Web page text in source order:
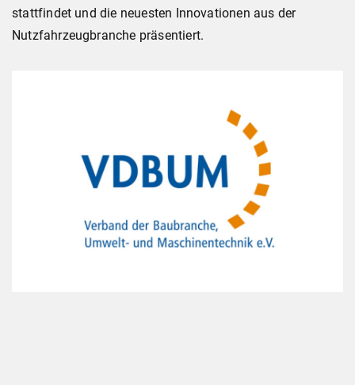
stattfindet und die neuesten Innovationen aus der
Nutzfahrzeugbranche präsentiert.